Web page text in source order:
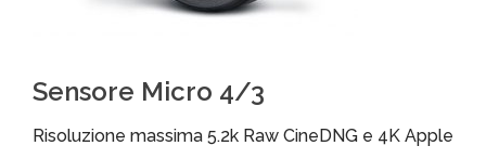
Sensore Micro 4/3
Risoluzione massima 5.2k Raw CineDNG e 4K Apple